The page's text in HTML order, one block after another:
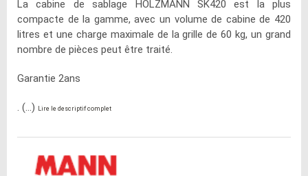
La cabine de sablage HOLZMANN SK420 est la plus
compacte de la gamme, avec un volume de cabine de 420
litres et une charge maximale de la grille de 60 kg, un grand
nombre de pièces peut être traité.
Garantie 2ans
. (...) Lire le descriptif complet